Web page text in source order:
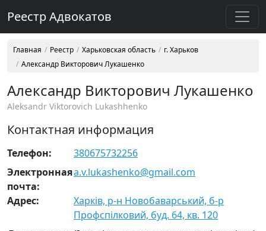
Реестр Адвокатов
Главная Реестр Харьковская область
г. Харьков
Александр Викторович Лукашенко
Александр Викторович Лукашенко
Aleksandr Viktorovich Lukashhenko
Контактная информация
Телефон:
380675732256
Электронная
почта:
a.v.lukashenko@gmail.com
Адрес:
Харків, р-н Новобаварський, б-р
Профспілковий, буд. 64, кв. 120